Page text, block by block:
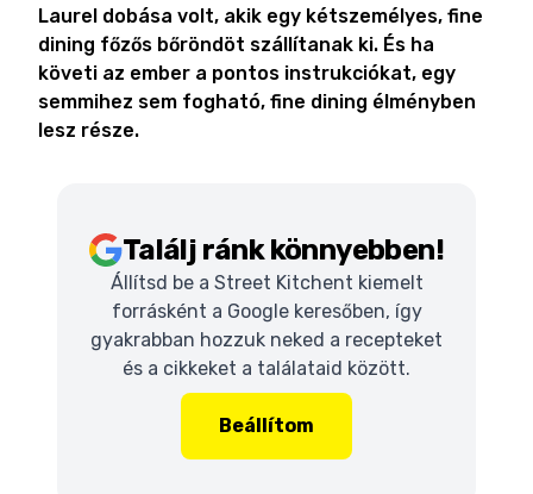
Laurel dobása volt, akik egy kétszemélyes, fine
dining főzős bőröndöt szállítanak ki. És ha
követi az ember a pontos instrukciókat, egy
semmihez sem fogható, fine dining élményben
lesz része.
Találj ránk könnyebben!
Állítsd be a Street Kitchent kiemelt
forrásként a Google keresőben, így
gyakrabban hozzuk neked a recepteket
és a cikkeket a találataid között.
Beállítom